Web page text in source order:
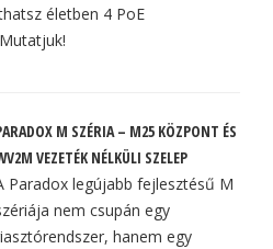
életben 4 PoE
M SZÉRIA – M25 KÖZPONT ÉS
VEZETÉK NÉLKÜLI SZELEP
Paradox legújabb fejlesztésű M
nem csupán egy
hanem egy